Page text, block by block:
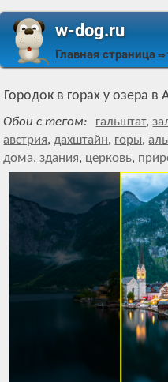
w-dog.ru
Главная страница ⇒
Городок в горах у озера в
Обои с тегом: гальштат,
австрия,дахштайн, горы,
дома,здания, церковь,